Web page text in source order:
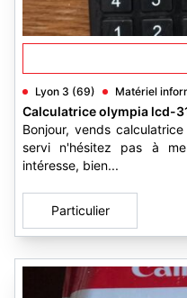
Lyon 3 (69) Matériel
Calculatrice olympia lcd-
Bonjour, vends
servi n'hésitez pas à
intéresse, bien...
Particulier